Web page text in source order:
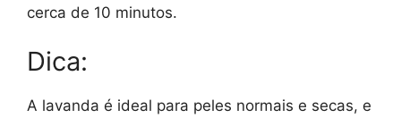
cerca de 10 minutos.
Dica:
A lavanda é ideal para peles normais e secas, e